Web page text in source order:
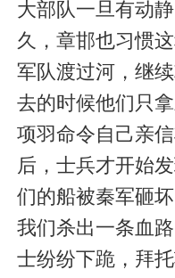
大部队一旦有动
久，章邯也习惯
军队渡过河，继
去的时候他们只
项羽命令自己亲
后，士兵才开始
们的船被秦军砸
我们杀出一条血
士纷纷下跪，拜托